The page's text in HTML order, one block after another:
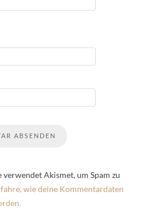
verwendet Akismet, um Spam zu
wie deine Kommentardaten